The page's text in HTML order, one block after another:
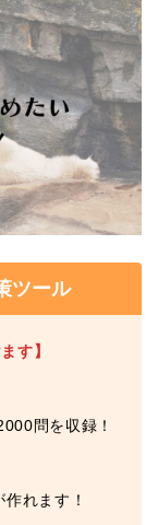
ツール
す】
問を収録！
れます！